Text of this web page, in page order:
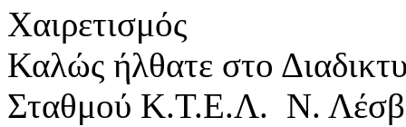
Χαιρετισμός
Καλώς ήλθατε στο
Σταθμού Κ.Τ.Ε.Λ. Ν.